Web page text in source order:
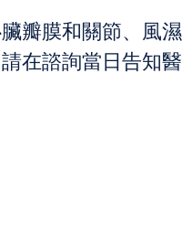
瓣膜和關節、風
在諮詢當日告知醫